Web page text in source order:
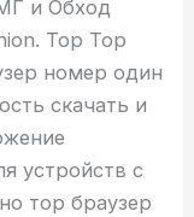
и Обход
Тор Тор
номер один
скачать и
устройств с
тор браузер